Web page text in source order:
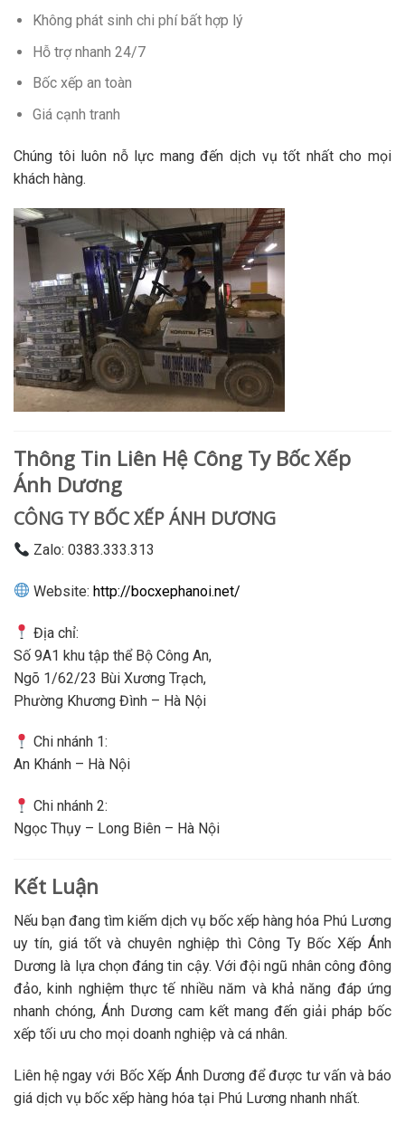
Không phát sinh chi phí bất hợp lý
Hỗ trợ nhanh 24/7
Bốc xếp an toàn
Giá cạnh tranh
Chúng tôi luôn nỗ lực mang đến dịch vụ tốt nhất cho mọi
khách hàng.
Thông Tin Liên Hệ Công Ty Bốc Xếp
Ánh Dương
CÔNG TY BỐC XẾP ÁNH DƯƠNG
Zalo: 0383.333.313
Website:http://bocxephanoi.net/
Địa chỉ:
Số 9A1 khu tập thể Bộ Công An,
Ngõ 1/62/23 Bùi Xương Trạch,
Phường Khương Đình – Hà Nội
Chi nhánh 1:
An Khánh – Hà Nội
Chi nhánh 2:
Ngọc Thụy – Long Biên – Hà Nội
Kết Luận
Nếu bạn đang tìm kiếm dịch vụ bốc xếp hàng hóa Phú Lương
uy tín, giá tốt và chuyên nghiệp thì Công Ty Bốc Xếp Ánh
Dương là lựa chọn đáng tin cậy. Với đội ngũ nhân công đông
đảo, kinh nghiệm thực tế nhiều năm và khả năng đáp ứng
nhanh chóng, Ánh Dương cam kết mang đến giải pháp bốc
xếp tối ưu cho mọi doanh nghiệp và cá nhân.
Liên hệ ngay với Bốc Xếp Ánh Dương để được tư vấn và báo
giá dịch vụ bốc xếp hàng hóa tại Phú Lương nhanh nhất.